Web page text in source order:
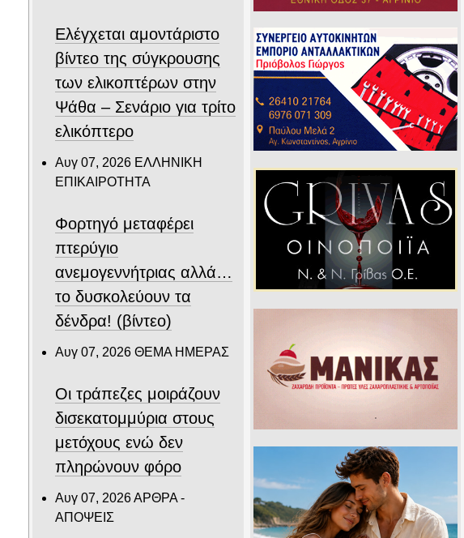
Ελέγχεται αμοντάριστο
βίντεο της σύγκρουσης
των ελικοπτέρων στην
Ψάθα – Σενάριο για τρίτο
ελικόπτερο
Αυγ 07, 2026 ΕΛΛΗΝΙΚΗ
ΕΠΙΚΑΙΡΟΤΗΤΑ
Φορτηγό μεταφέρει
πτερύγιο
ανεμογεννήτριας αλλά…
το δυσκολεύουν τα
δένδρα! (βίντεο)
Αυγ 07, 2026 ΘΕΜΑ ΗΜΕΡΑΣ
Οι τράπεζες μοιράζουν
δισεκατομμύρια στους
μετόχους ενώ δεν
πληρώνουν φόρο
Αυγ 07, 2026ΑΡΘΡΑ -
ΑΠΟΨΕΙΣ